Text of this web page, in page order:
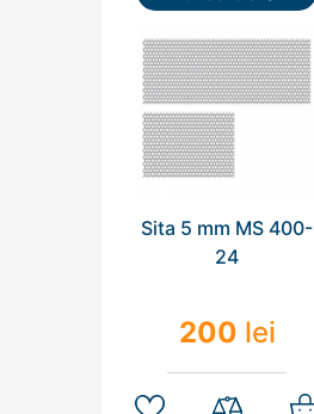
Sita 5 mm MS 400-
24
200 lei